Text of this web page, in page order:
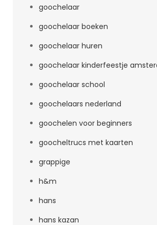
goochelaar
goochelaar boeken
goochelaar huren
goochelaar kinderfeestje
goochelaar school
goochelaars nederland
goochelen voor beginners
goocheltrucs met kaarten
grappige
h&m
hans
hans kazan